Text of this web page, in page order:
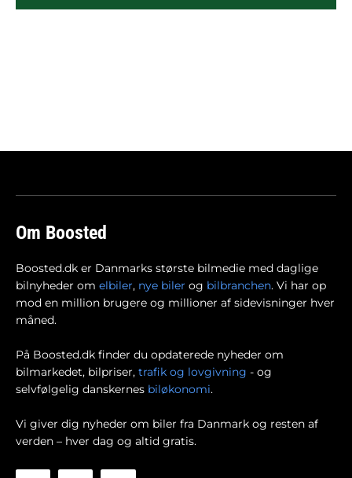
Om Boosted
Boosted.dk er Danmarks største bilmedie med daglige
bilnyheder om elbiler, nye biler og bilbranchen. Vi har op
mod en million brugere og millioner af sidevisninger hver
måned.
På Boosted.dk finder du opdaterede nyheder om
bilmarkedet, bilpriser, trafik og lovgivning - og
selvfølgelig danskernes biløkonomi.
Vi giver dig nyheder om biler fra Danmark og resten af
verden – hver dag og altid gratis.